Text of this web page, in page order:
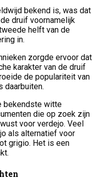
bekend is, was dat
druif voornamelijk
helft van de
in.
zorgde ervoor dat
karakter van de druif
de populariteit van
daarbuiten.
bekendste witte
die op zoek zijn
voor verdejo. Veel
als alternatief voor
grigio. Het is een